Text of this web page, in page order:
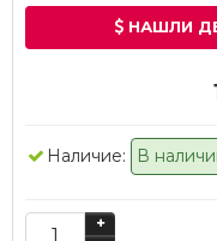
НАШЛИ
Наличие: В